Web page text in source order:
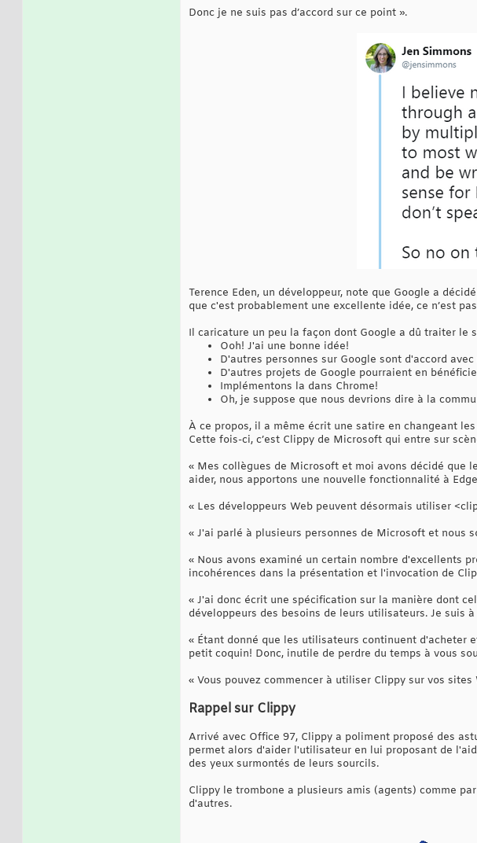
Donc je ne suis pas d’accord sur ce point ».
Terence Eden, un développeur, note que Google a
que c'est probablement une excellente idée, ce n’est
Il caricature un peu la façon dont Google a dû traiter le
Ooh! J'ai une bonne idée!
D'autres personnes sur Google sont d'accord avec
D'autres projets de Google pourraient en
Implémentons la dans Chrome!
Oh, je suppose que nous devrions dire à la
À ce propos, il a même écrit une satire en changeant
Cette fois-ci, c’est Clippy de Microsoft qui entre sur
« Mes collègues de Microsoft et moi avons décidé que
aider, nous apportons une nouvelle fonctionnalité à
« Les développeurs Web peuvent désormais utiliser
« J'ai parlé à plusieurs personnes de Microsoft et nous
« Nous avons examiné un certain nombre d'excellents
incohérences dans la présentation et l'invocation de
« J'ai donc écrit une spécification sur la manière dont
développeurs des besoins de leurs utilisateurs. Je suis
« Étant donné que les utilisateurs continuent d'acheter
petit coquin! Donc, inutile de perdre du temps à vous
« Vous pouvez commencer à utiliser Clippy sur vos
Rappel sur Clippy
Arrivé avec Office 97, Clippy a poliment proposé des
permet alors d'aider l'utilisateur en lui proposant de
des yeux surmontés de leurs sourcils.
Clippy le trombone a plusieurs amis (agents) comme
d'autres.